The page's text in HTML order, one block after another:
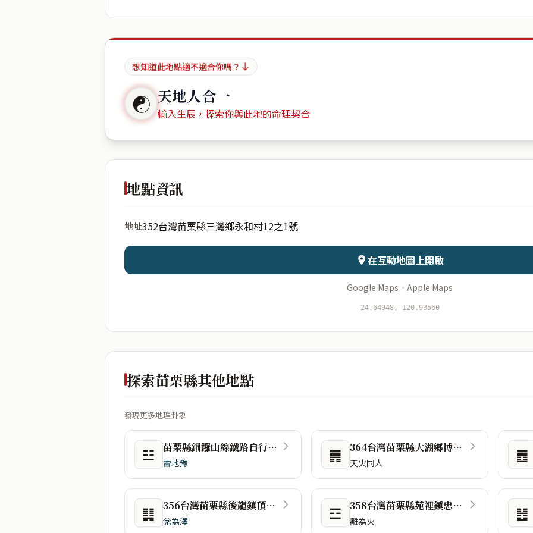
想知道此地點適不適合你嗎？
☯ 天地人合一
輸入生辰，探索你與此地的命理契合
地點資訊
地址352台灣苗栗縣三灣鄉永和村12之1號
在互動地圖上開啟
Google Maps · Apple Maps
24.64948, 120.93560
探索苗栗縣其他地點
發現更多地理卦象
☳ 苗栗縣銅鑼山線鐵路自行車道
雷地豫 ䷠ 364台灣苗栗縣大湖鄉博愛街32號
天火同人 ䷘
䷆ 356台灣苗栗縣後龍鎮頂椅五街52號
兌為澤 ☲ 358台灣苗栗縣苑裡鎮忠勇街11號
離為火 ䷲